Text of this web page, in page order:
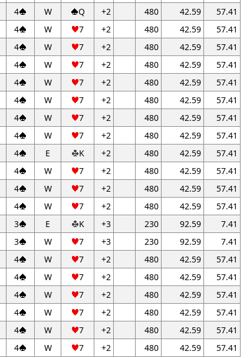
4 W Q +2 480 42.59
57.41
4 W 7 +2 480 42.59
57.41
4 W 7 +2 480 42.59
57.41
4 W 7 +2 480 42.59
57.41
4 W 7 +2 480 42.59
57.41
4 W 7 +2 480 42.59
57.41
4 W 7 +2 480 42.59
57.41
4 W 7 +2 480 42.59
57.41
4 E K +2 480 42.59
57.41
4 W 7 +2 480 42.59
57.41
4 W 7 +2 480 42.59
57.41
4 W 7 +2 480 42.59
57.41
3 E K +3 230 92.59
7.41
3 W 7 +3 230 92.59
7.41
4 W 7 +2 480 42.59
57.41
4 W 7 +2 480 42.59
57.41
4 W 7 +2 480 42.59
57.41
4 W 7 +2 480 42.59
57.41
4 W 7 +2 480 42.59
57.41
4 W 7 +2 480 42.59 57.41